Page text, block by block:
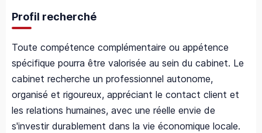
Profil recherché
Toute compétence complémentaire ou appétence
spécifique pourra être valorisée au sein du cabinet. Le
cabinet recherche un professionnel autonome,
organisé et rigoureux, appréciant le contact client et
les relations humaines, avec une réelle envie de
s'investir durablement dans la vie économique locale.